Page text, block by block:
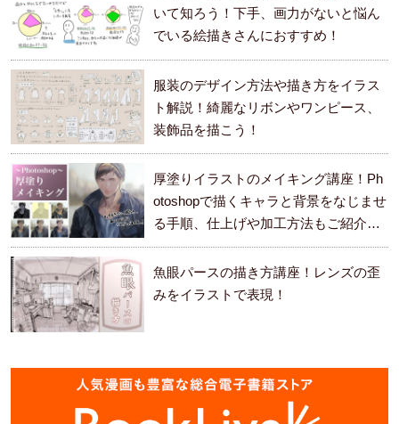
いて知ろう！下手、画力がないと悩ん
でいる絵描きさんにおすすめ！
服装のデザイン方法や描き方をイラス
ト解説！綺麗なリボンやワンピース、
装飾品を描こう！
厚塗りイラストのメイキング講座！Ph
otoshopで描くキャラと背景をなじませ
る手順、仕上げや加工方法もご紹介し
ます。
魚眼パースの描き方講座！レンズの歪
みをイラストで表現！